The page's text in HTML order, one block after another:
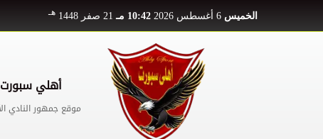
الخميس 10:42 مـ 21 صفر 1448 هـ
أهلي سبورت
موقع جمهور النادي